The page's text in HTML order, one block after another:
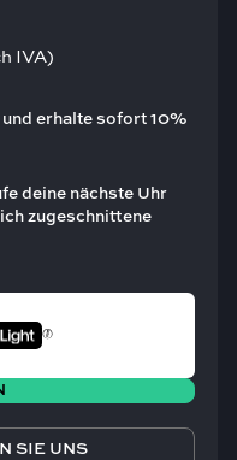
IVA)
und erhalte sofort 10%
deine nächste Uhr
zugeschnittene
SIE UNS